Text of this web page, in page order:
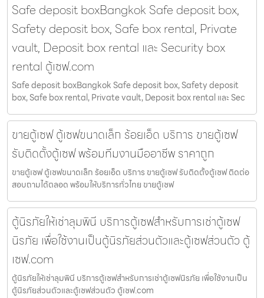
Safe deposit boxBangkok Safe deposit box,
Safety deposit box, Safe box rental, Private
vault, Deposit box rental และ Security box
rental ตู้เซฟ.com
Safe deposit boxBangkok Safe deposit box, Safety deposit
box, Safe box rental, Private vault, Deposit box rental และ Sec
ขายตู้เซฟ ตู้เซฟขนาดเล็ก ร้อยเอ็ด บริการ ขายตู้เซฟ
รับติดตั้งตู้เซฟ พร้อมทีมงานมืออาชีพ ราคาถูก
ขายตู้เซฟ ตู้เซฟขนาดเล็ก ร้อยเอ็ด บริการ ขายตู้เซฟ รับติดตั้งตู้เซฟ ติดต่อ
สอบถามได้ตลอด พร้อมให้บริการทั่วไทย ขายตู้เซฟ
ตู้นิรภัยให้เช่าลุมพินี บริการตู้เซฟสำหรับการเช่าตู้เซฟ
นิรภัย เพื่อใช้งานเป็นตู้นิรภัยส่วนตัวและตู้เซฟส่วนตัว ตู้
เซฟ.com
ตู้นิรภัยให้เช่าลุมพินี บริการตู้เซฟสำหรับการเช่าตู้เซฟนิรภัย เพื่อใช้งานเป็น
ตู้นิรภัยส่วนตัวและตู้เซฟส่วนตัว ตู้เซฟ.com